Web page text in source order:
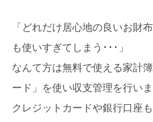
「どれだけ居心地の良いお財
も使いすぎてしまう･･･」
なんて方は無料で使える家計
ード」を使い収支管理を行いま
クレジットカードや銀行口座